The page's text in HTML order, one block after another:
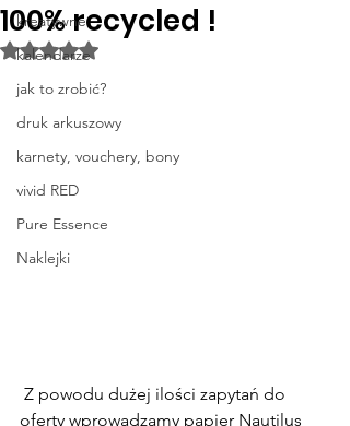
kreatywne
kalendarze
jak to zrobić?
druk arkuszowy
karnety, vouchery, bony
vivid RED
Pure Essence
Naklejki
100% recycled !
Oceniono na NaN z 5 gwiazdek.
oferty wprowadzamy papier Nautilus